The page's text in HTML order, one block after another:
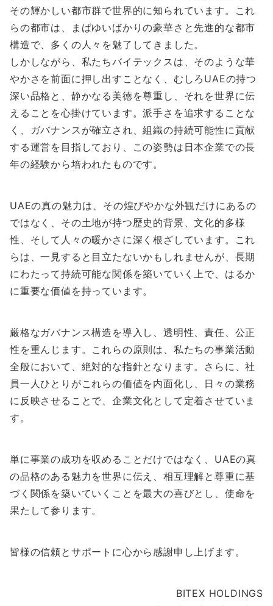
その輝かしい都市群で世界的に知られています。これ
らの都市は、まばゆいばかりの豪華さと先進的な都市
構造で、多くの人々を魅了してきました。
しかしながら、私たちバイテックスは、そのような華
やかさを前面に押し出すことなく、むしろUAEの持つ
深い品格と、静かなる美徳を尊重し、それを世界に伝
えることを心掛けています。派手さを追求することな
く、ガバナンスが確立され、組織の持続可能性に貢献
する運営を目指しており、この姿勢は日本企業での長
年の経験から培われたものです。
UAEの真の魅力は、その煌びやかな外観だけにあるの
ではなく、その土地が持つ歴史的背景、文化的多様
性、そして人々の暖かさに深く根ざしています。これ
らは、一見すると目立たないかもしれませんが、長期
にわたって持続可能な関係を築いていく上で、はるか
に重要な価値を持っています。
厳格なガバナンス構造を導入し、透明性、責任、公正
性を重んじます。これらの原則は、私たちの事業活動
全般において、絶対的な指針となります。さらに、社
員一人ひとりがこれらの価値を内面化し、日々の業務
に反映させることで、企業文化として定着させていま
す。
単に事業の成功を収めることだけではなく、UAEの真
の品格のある魅力を世界に伝え、相互理解と尊重に基
づく関係を築いていくことを最大の喜びとし、使命を
果たして参ります。
皆様の信頼とサポートに心から感謝申し上げます。
BITEX HOLDINGS